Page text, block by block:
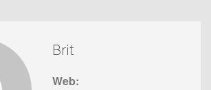
Brit
Web: